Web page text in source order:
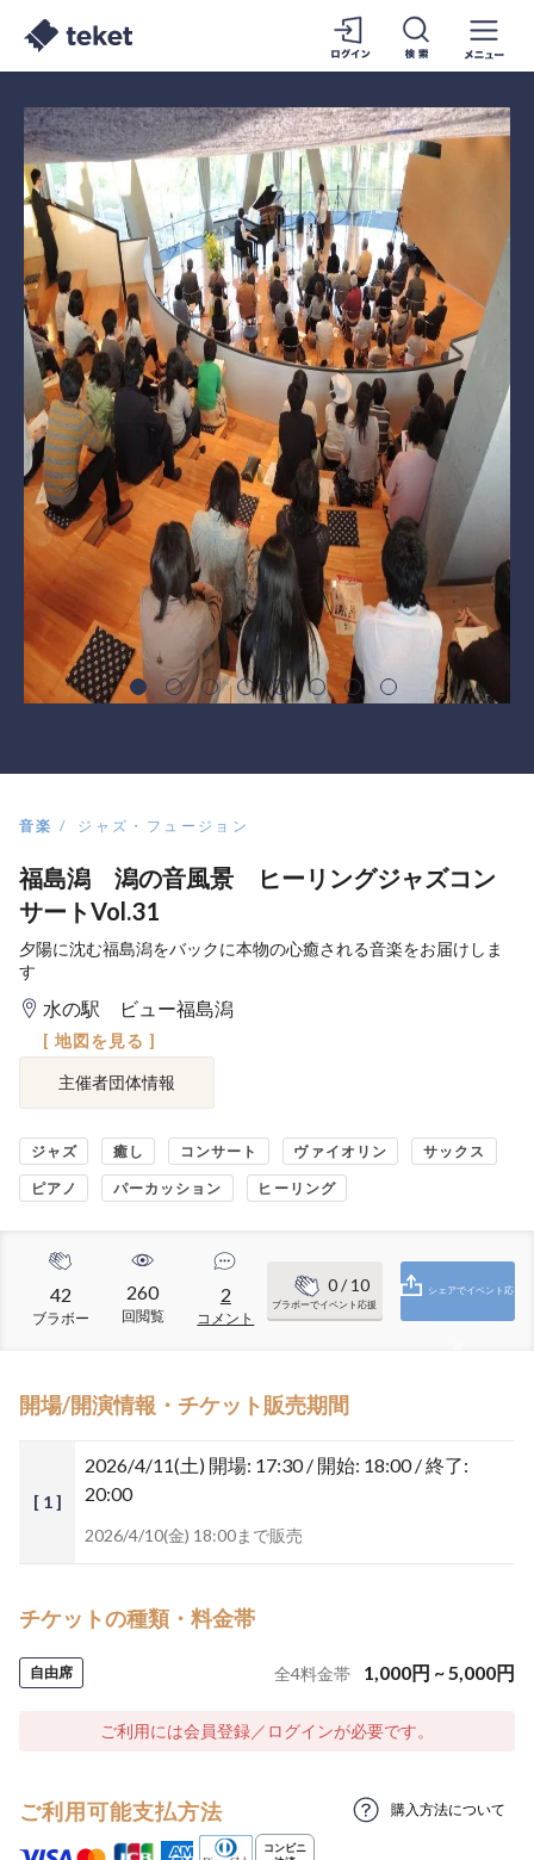
音楽 ジャズ・フュージョン
福島潟 潟の音風景 ヒーリングジャズコン
サートVol.31
夕陽に沈む福島潟をバックに本物の心癒される音楽をお届けしま
す
水の駅 ビュー福島潟
[ 地図を見る ]
主催者団体情報
ジャズ 癒し コンサート ヴァイオリン サックス
ピアノ パーカッション ヒーリング
42
ブラボー
260
回閲覧
2
コメント
0/ 10
ブラボーでイベント応援
シェアでイベント応
開場/開演情報・チケット販売期間
[ 1 ]
2026/4/11(土) 開場: 17:30 / 開始: 18:00 / 終了:
20:00
2026/4/10(金) 18:00まで販売
チケットの種類・料金帯
自由席 全4料金帯 1,000円 ~5,000円
ご利用には会員登録／ログインが必要です。
ご利用可能支払方法 購入方法について